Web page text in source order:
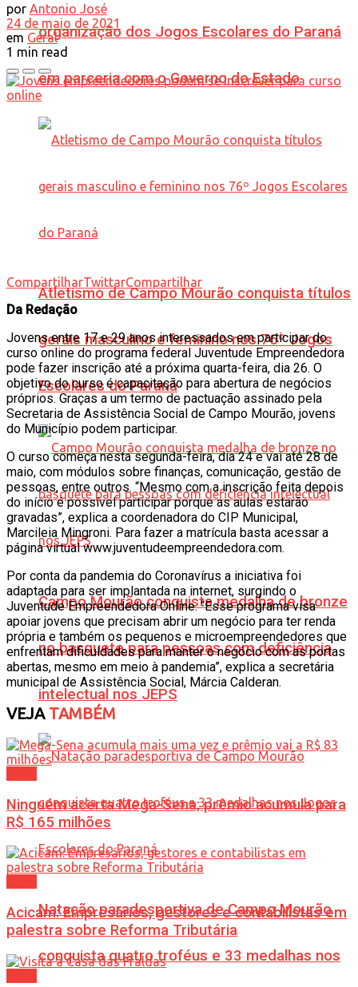
organização dos Jogos Escolares do Paraná
em parceria com o Governo do Estado
Atletismo de Campo Mourão conquista títulos
gerais masculino e feminino nos 76º Jogos
Escolares do Paraná
Campo Mourão conquista medalha de bronze
no basquete para pessoas com deficiência
intelectual nos JEPS
Natação paradesportiva de Campo Mourão
conquista quatro troféus e 33 medalhas nos
por Antonio José
24 de maio de 2021
em Geral
1 min read
CompartilharTwittarCompartilhar
Da Redação
Jovens entre 17 e 29 anos interessados em participar do
curso online do programa federal Juventude Empreendedora
pode fazer inscrição até a próxima quarta-feira, dia 26. O
objetivo do curso é capacitação para abertura de negócios
próprios. Graças a um termo de pactuação assinado pela
Secretaria de Assistência Social de Campo Mourão, jovens
do Município podem participar.
O curso começa nesta segunda-feira, dia 24 e vai até 28 de
maio, com módulos sobre finanças, comunicação, gestão de
pessoas, entre outros. “Mesmo com a inscrição feita depois
do início é possível participar porque as aulas estarão
gravadas”, explica a coordenadora do CIP Municipal,
Marcileia Mingroni. Para fazer a matrícula basta acessar a
página virtual www.juventudeempreendedora.com.
Por conta da pandemia do Coronavírus a iniciativa foi
adaptada para ser implantada na internet, surgindo o
Juventude Empreendedora Online. “Esse programa visa
apoiar jovens que precisam abrir um negócio para ter renda
própria e também os pequenos e microempreendedores que
enfrentam dificuldades para manter o negócio com as portas
abertas, mesmo em meio à pandemia”, explica a secretária
municipal de Assistência Social, Márcia Calderan.
VEJATAMBÉM
Ninguém acerta Mega-Sena; prêmio acumula para
R$ 165 milhões
Acicam: Empresários, gestores e contabilistas em
palestra sobre Reforma Tributária